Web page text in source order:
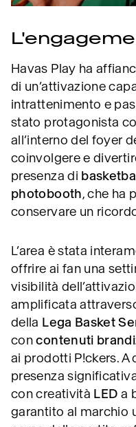
Havas Play ha
di un’attivazione
intrattenimento e
stato protagonista
all’interno del foyer
coinvolgere e
presenza di
photobooth, che ha
conservare un
L’area è stata
offrire ai fan una
visibilità
amplificata
della Lega Basket
concontenuti
ai prodotti P!ckers. A
presenza
con creatività LED a
garantito al marchio